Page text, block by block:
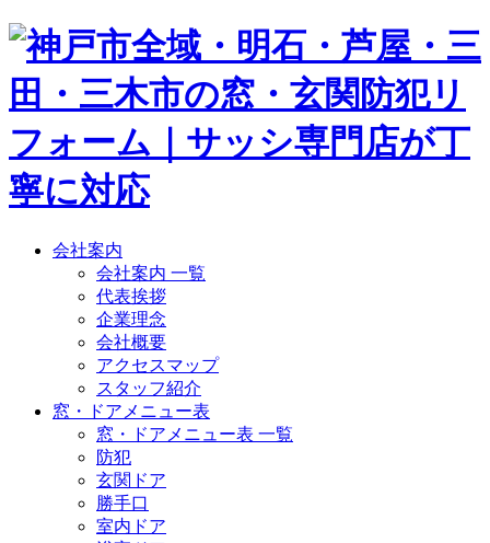
会社案内
会社案内 一覧
代表挨拶
企業理念
会社概要
アクセスマップ
スタッフ紹介
窓・ドアメニュー表
窓・ドアメニュー表 一覧
防犯
玄関ドア
勝手口
室内ドア